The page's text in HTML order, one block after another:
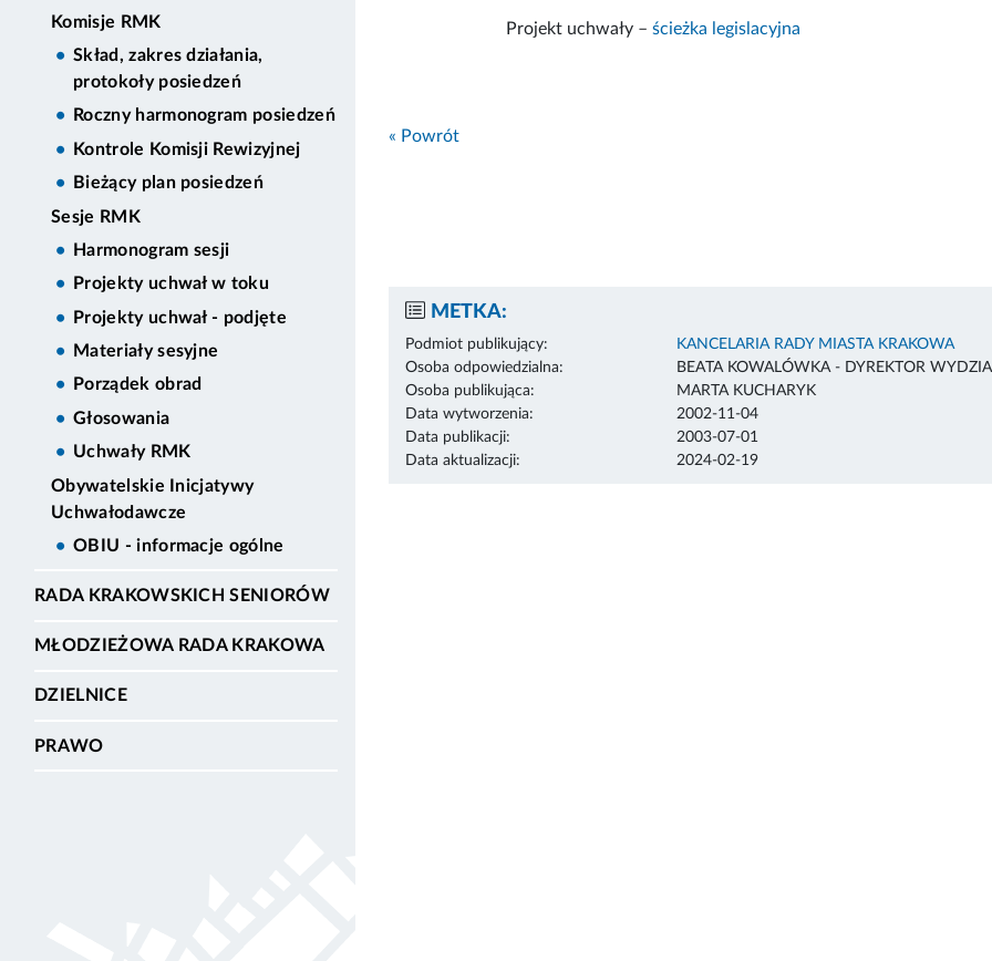
Komisje RMK
Skład, zakres działania,
protokoły posiedzeń
Roczny harmonogram posiedzeń
Kontrole Komisji Rewizyjnej
Bieżący plan posiedzeń
Sesje RMK
Harmonogram sesji
Projekty uchwał w toku
Projekty uchwał - podjęte
Materiały sesyjne
Porządek obrad
Głosowania
Uchwały RMK
Obywatelskie Inicjatywy
Uchwałodawcze
OBIU - informacje ogólne
RADA KRAKOWSKICH SENIORÓW
MŁODZIEŻOWA RADA KRAKOWA
DZIELNICE
PRAWO
Projekt uchwały – ścieżka legislacyjna
« Powrót
METKA:
Podmiot publikujący:
KANCELARIA RADY MIASTA KRAKOWA
Osoba odpowiedzialna:
BEATA KOWALÓWKA - DYREKTOR
Osoba publikująca:
MARTA KUCHARYK
Data wytworzenia:
2002-11-04
Data publikacji:
2003-07-01
Data aktualizacji:
2024-02-19